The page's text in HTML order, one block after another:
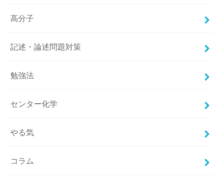
高分子
記述・論述問題対策
勉強法
センター化学
やる気
コラム